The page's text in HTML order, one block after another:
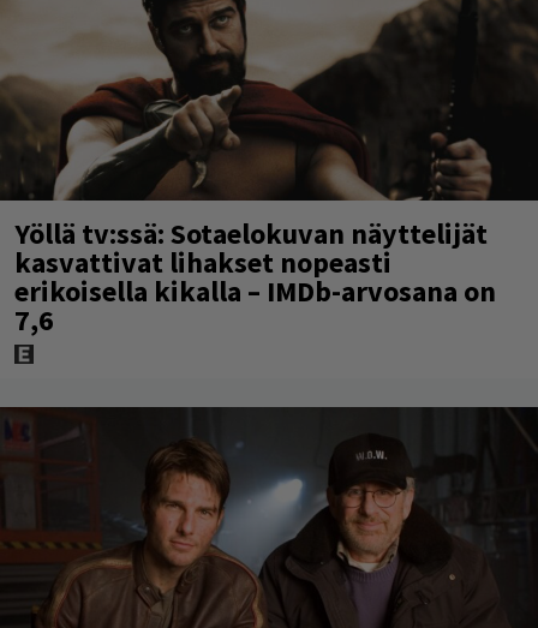
Yöllä tv:ssä: Sotaelokuvan näyttelijät
kasvattivat lihakset nopeasti
erikoisella kikalla – IMDb-arvosana on
7,6